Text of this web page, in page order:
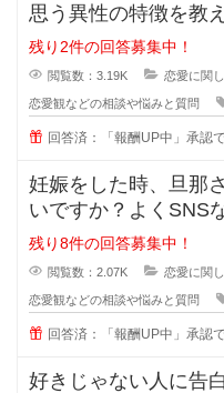
思う異性の特徴を教えてく
をしている間に相手の
残り2件の回答募集中！
閲覧数：3.19K 恋愛に関
恋愛観などの相談や悩みと質問
回答済：「報酬UP中」承認
妊娠をした時、旦那
いですか？よくSNS
を見ていたりすると
残り8件の回答募集中！
閲覧数：2.07K 恋愛に関
恋愛観などの相談や悩みと質問
回答済：「報酬UP中」承認
好きじゃない人に告